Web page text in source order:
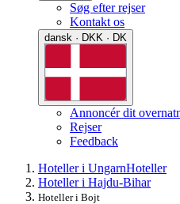
Søg efter rejser
Kontakt os
dansk · DKK · DK
Annoncér dit
Rejser
Feedback
Hoteller i UngarnHoteller
Hoteller i Hajdu-Bihar
Hoteller i Bojt